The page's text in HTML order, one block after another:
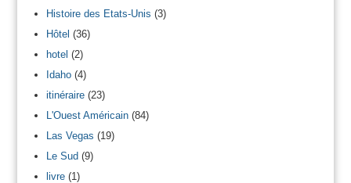
Histoire des Etats-Unis (3)
Hôtel (36)
hotel (2)
Idaho(4)
itinéraire(23)
L'Ouest Américain(84)
Las Vegas (19)
Le Sud(9)
livre(1)